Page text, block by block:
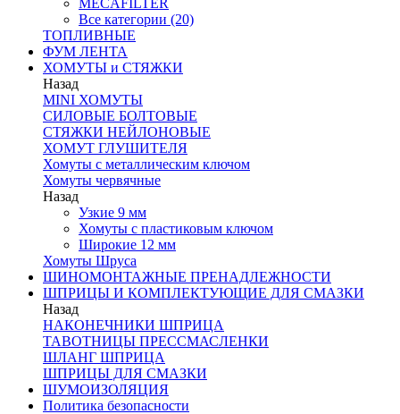
MECAFILTER
Все категории (20)
ТОПЛИВНЫЕ
ФУМ ЛЕНТА
ХОМУТЫ и СТЯЖКИ
Назад
MINI ХОМУТЫ
СИЛОВЫЕ БОЛТОВЫЕ
СТЯЖКИ НЕЙЛОНОВЫЕ
ХОМУТ ГЛУШИТЕЛЯ
Хомуты с металлическим ключом
Хомуты червячные
Назад
Узкие 9 мм
Хомуты с пластиковым ключом
Широкие 12 мм
Хомуты Шруса
ШИНОМОНТАЖНЫЕ ПРЕНАДЛЕЖНОСТИ
ШПРИЦЫ И КОМПЛЕКТУЮЩИЕ ДЛЯ СМАЗКИ
Назад
НАКОНЕЧНИКИ ШПРИЦА
ТАВОТНИЦЫ ПРЕССМАСЛЕНКИ
ШЛАНГ ШПРИЦА
ШПРИЦЫ ДЛЯ СМАЗКИ
ШУМОИЗОЛЯЦИЯ
Политика безопасности